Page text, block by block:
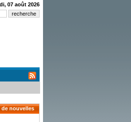
07 août 2026
de nouvelles